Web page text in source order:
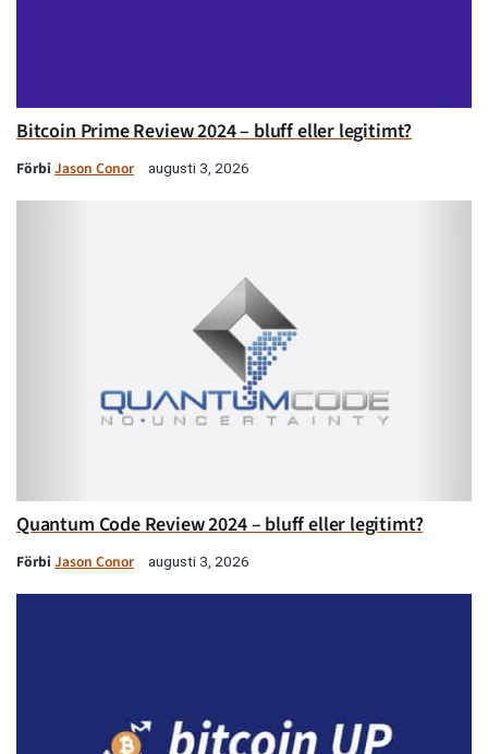
Bitcoin Prime Review 2024 – bluff eller legitimt?
Förbi Jason Conor augusti 3, 2026
Quantum Code Review 2024 – bluff eller legitimt?
Förbi Jason Conor augusti 3, 2026